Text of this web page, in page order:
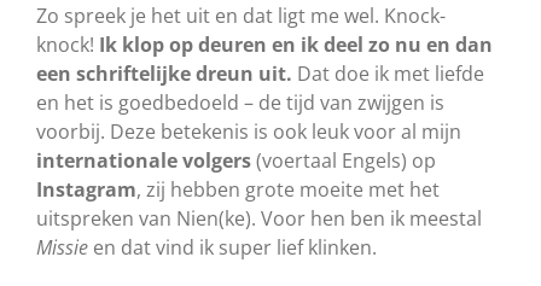
Zo spreek je het uit en dat ligt me wel. Knock-
knock! Ik klop op deuren en ik deel zo nu en dan
een schriftelijke dreun uit. Dat doe ik met liefde
en het is goedbedoeld – de tijd van zwijgen is
voorbij. Deze betekenis is ook leuk voor al mijn
internationale volgers(voertaal Engels) op
Instagram, zij hebben grote moeite met het
uitspreken van Nien(ke). Voor hen ben ik meestal
Missie en dat vind ik super lief klinken.